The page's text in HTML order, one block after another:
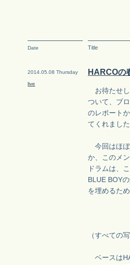
Date Title
2014.05.08 Thursday
live
HARCOの
お待たせし
ついて、ブ
のレポート
てくれまし
今回はほぼ
か、このメ
ドラムは、
BLUE BOY
を埋めるた
（すべての
ベースは